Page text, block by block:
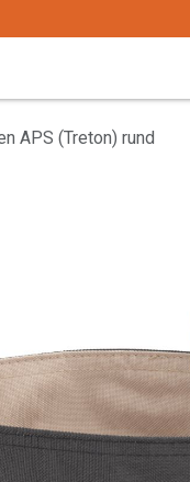
APS (Treton) rund